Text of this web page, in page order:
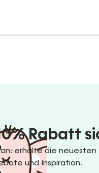
Rabatt
erhalte die neuesten
und Inspiration.